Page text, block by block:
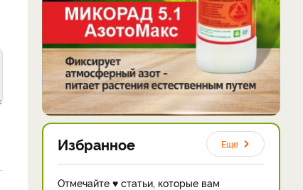
Избранное Еще
Отмечайте ♥ статьи, которые вам